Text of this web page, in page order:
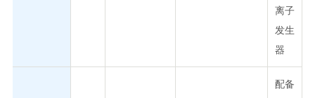
离子
发生
器
配备